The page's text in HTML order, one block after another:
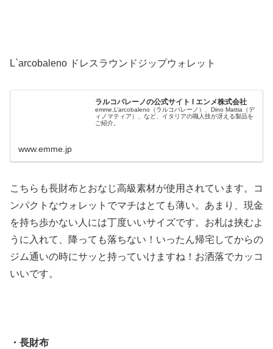
L`arcobaleno ドレスラウンドジップウォレット
ラルコバレーノの公式サイト l エンメ株式会社
emme,L’arcobaleno（ラルコバレーノ）、Dino Mattia（デ
ィノマティア）、など、イタリアの職人技が冴える製品を
ご紹介。
www.emme.jp
こちらも長財布とおなじ高級素材が使用されています。コ
ンパクトなウォレットでマチはとても薄い。あまり、現金
を持ち歩かない人には丁度いいサイズです。お札は挟むよ
うに入れて、降っても落ちない！いったん帰宅してからの
ジム通いの時にサッと持っていけますね！お洒落でカッコ
いいです。
・長財布